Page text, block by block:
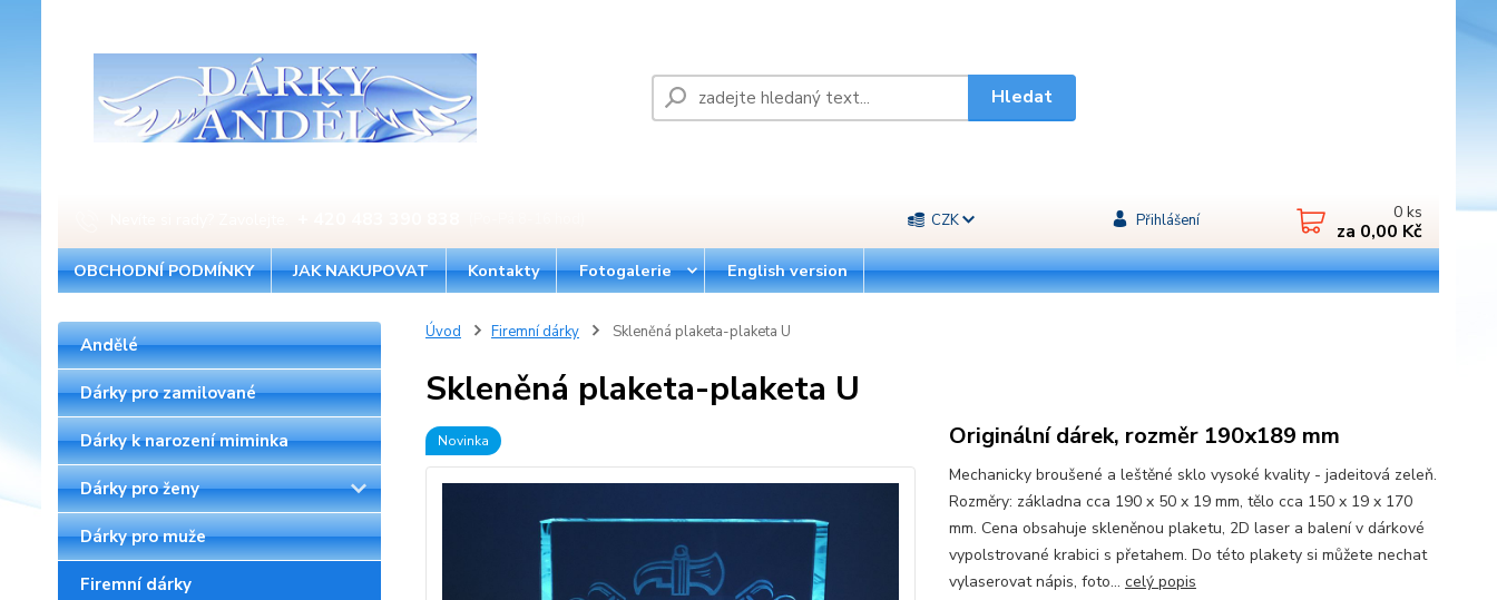
OBCHODNÍ PODMÍNKY JAK NAKUPOVAT Kontakty Fotogalerie English version
CZK Přihlášení
Hledat
0 ks
za 0,00 Kč
Andělé
Dárky pro zamilované
Dárky k narození miminka
Dárky pro ženy
Dárky pro muže
Firemní dárky
Úvod Firemní dárky Skleněná plaketa-plaketa U
Skleněná plaketa-plaketa U
Novinka Originální dárek, rozměr 190x189 mm
Mechanicky broušené a leštěné sklo vysoké kvality - jadeitová zeleň.
Rozměry: základna cca 190 x 50 x 19 mm, tělo cca 150 x 19 x 170
mm. Cena obsahuje skleněnou plaketu, 2D laser a balení v dárkové
vypolstrované krabici s přetahem. Do této plakety si můžete nechat
vylaserovat nápis, foto... celý popis